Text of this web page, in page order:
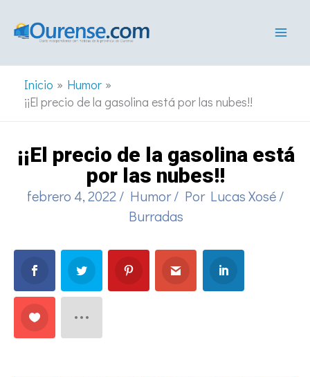
Inicio
Humor
¡¡El precio de la gasolina está por las nubes!!
¡¡El precio de la gasolina está
por las nubes!!
febrero 4, 2022 / Humor/ Por Lucas Xosé/
Burradas